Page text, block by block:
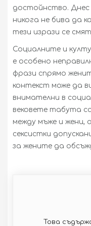
достойнство. Днес
никога не бива да
тези изрази се
Социалните и
е особено
фрази спрямо
контекст може да
внимателни в
вековете табута
между мъже и жени,
сексистки
за жените да
Това